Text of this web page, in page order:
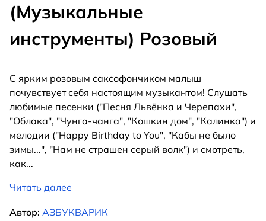
(Музыкальные
инструменты) Розовый
С ярким розовым саксофончиком малыш
почувствует себя настоящим музыкантом! Слушать
любимые песенки ("Песня Львёнка и Черепахи",
"Облака", "Чунга-чанга", "Кошкин дом", "Калинка") и
мелодии ("Happy Birthday to You", "Кабы не было
зимы...", "Нам не страшен серый волк") и смотреть,
как...
Читать далее
Автор: АЗБУКВАРИК